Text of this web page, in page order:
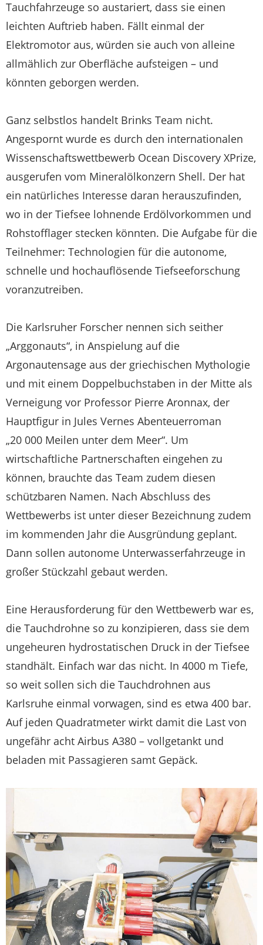
Tauchfahrzeuge so austariert, dass sie einen
leichten Auftrieb haben. Fällt einmal der
Elektromotor aus, würden sie auch von alleine
allmählich zur Oberfläche aufsteigen – und
könnten geborgen werden.
Ganz selbstlos handelt Brinks Team nicht.
Angespornt wurde es durch den internationalen
Wissenschaftswettbewerb Ocean Discovery XPrize,
ausgerufen vom Mineralölkonzern Shell. Der hat
ein natürliches Interesse daran herauszufinden,
wo in der Tiefsee lohnende Erdölvorkommen und
Rohstofflager stecken könnten. Die Aufgabe für die
Teilnehmer: Technologien für die autonome,
schnelle und hochauflösende Tiefseeforschung
voranzutreiben.
Die Karlsruher Forscher nennen sich seither
„Arggonauts“, in Anspielung auf die
Argonautensage aus der griechischen Mythologie
und mit einem Doppelbuchstaben in der Mitte als
Verneigung vor Professor Pierre Aronnax, der
Hauptfigur in Jules Vernes Abenteuerroman
„20 000 Meilen unter dem Meer“. Um
wirtschaftliche Partnerschaften eingehen zu
können, brauchte das Team zudem diesen
schützbaren Namen. Nach Abschluss des
Wettbewerbs ist unter dieser Bezeichnung zudem
im kommenden Jahr die Ausgründung geplant.
Dann sollen autonome Unterwasserfahrzeuge in
großer Stückzahl gebaut werden.
Eine Herausforderung für den Wettbewerb war es,
die Tauchdrohne so zu konzipieren, dass sie dem
ungeheuren hydrostatischen Druck in der Tiefsee
standhält. Einfach war das nicht. In 4000 m Tiefe,
so weit sollen sich die Tauchdrohnen aus
Karlsruhe einmal vorwagen, sind es etwa 400 bar.
Auf jeden Quadratmeter wirkt damit die Last von
ungefähr acht Airbus A380 – vollgetankt und
beladen mit Passagieren samt Gepäck.